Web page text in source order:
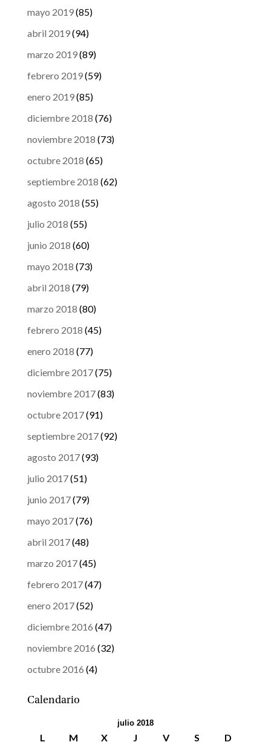
mayo 2019(85)
abril 2019(94)
marzo 2019(89)
febrero 2019(59)
enero 2019(85)
diciembre 2018 (76)
noviembre 2018 (73)
octubre 2018 (65)
septiembre 2018 (62)
agosto 2018 (55)
julio 2018 (55)
junio 2018 (60)
mayo 2018 (73)
abril 2018 (79)
marzo 2018 (80)
febrero 2018 (45)
enero 2018 (77)
diciembre 2017(75)
noviembre 2017(83)
octubre 2017(91)
septiembre 2017(92)
agosto 2017(93)
julio 2017(51)
junio 2017(79)
mayo 2017(76)
abril 2017(48)
marzo 2017(45)
febrero 2017(47)
enero 2017(52)
diciembre 2016 (47)
noviembre 2016 (32)
octubre 2016 (4)
Calendario
julio 2018
L M X J V S
D